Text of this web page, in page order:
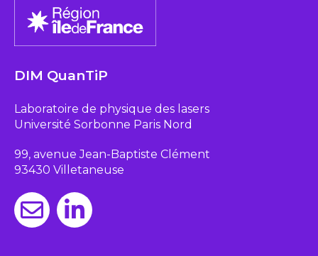
DIM QuanTiP
Laboratoire de physique des lasers
Université Sorbonne Paris Nord
99, avenue Jean-Baptiste Clément
93430 Villetaneuse